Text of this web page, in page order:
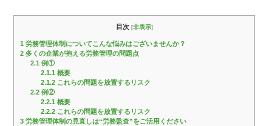
目次 [非表示]
1 労務管理体制についてこんな悩みはございませんか？
2 多くの企業が抱える労務管理の問題点
2.1 例①
2.1.1概要
2.1.2これらの問題を放置するリスク
2.2 例②
2.2.1概要
2.2.2これらの問題を放置するリスク
3 労務管理体制の見直しは“労務監査”をご活用ください